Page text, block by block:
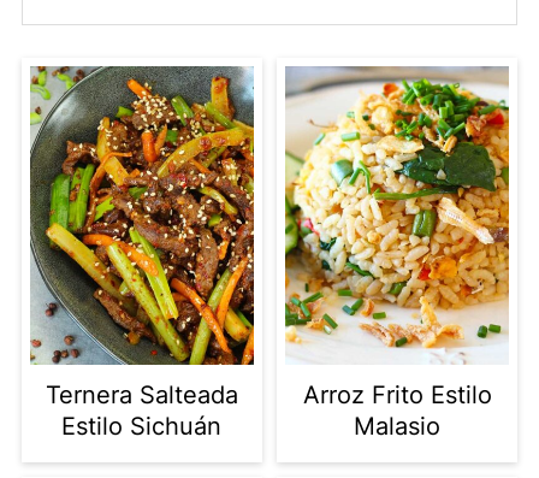
Ternera Salteada
Estilo Sichuán
Arroz Frito Estilo
Malasio